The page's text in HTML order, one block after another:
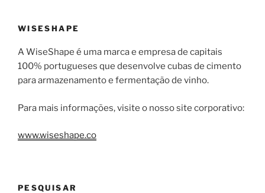
WISESHAPE
A WiseShape é uma marca e empresa de capitais
100% portugueses que desenvolve cubas de cimento
para armazenamento e fermentação de vinho.
Para mais informações, visite o nosso site corporativo:
www.wiseshape.co
PESQUISAR